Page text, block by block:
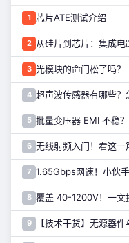
1 芯片ATE测试介绍
2 从硅片到芯片：集成
3 光模块的命门松了吗？
4 超声波传感器有哪些？
5 批量变压器 EMI 不稳
6 无线射频入门！看这一
7 1.65Gbps网速！小伙
8
9 【技术干货】无源器